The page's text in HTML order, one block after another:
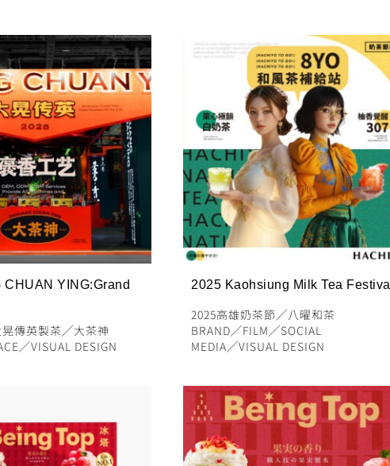
CHUAN YING:Grand
晃傳英製茶 ╱大茶神
╱VISUAL DESIGN
2025 Kaohsiung Milk Tea Festival
2025高雄奶茶節╱八曜和茶
BRAND╱FILM ╱SOCIAL
MEDIA╱VISUAL DESIGN